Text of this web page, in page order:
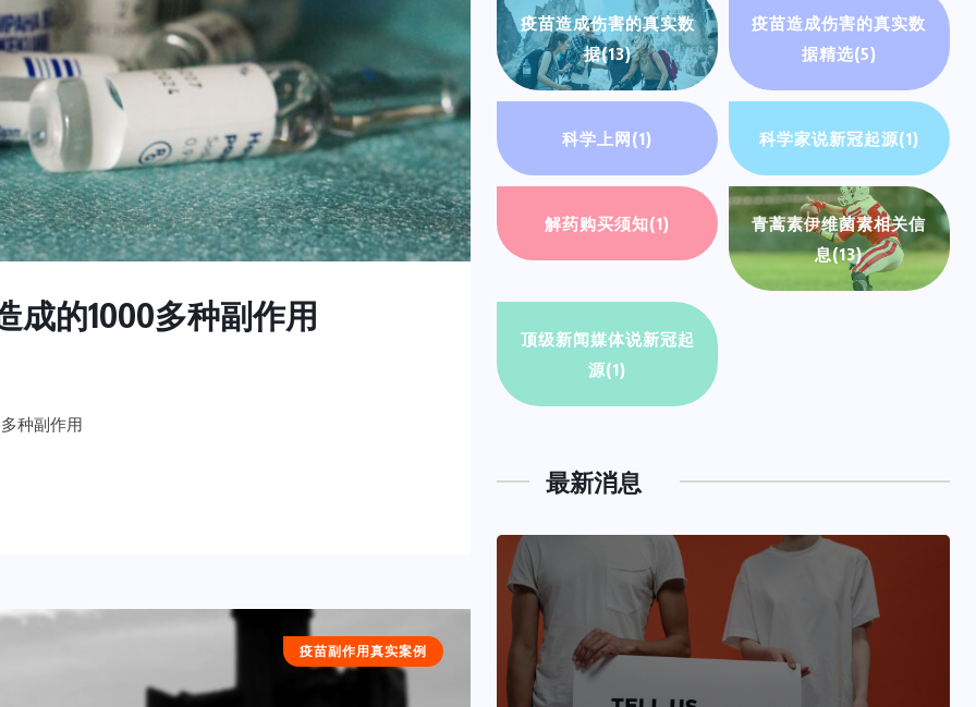
成的1000多种副作用
种副作用
疫苗副作用真实案例
疫苗造成伤害的真实数
据(13)
疫苗造成伤害的真实数
据精选(5)
科学上网(1) 科学家说新冠起源(1)
解药购买须知(1)
青蒿素伊维菌素相关信
息(13)
顶级新闻媒体说新冠起
源(1)
最新消息